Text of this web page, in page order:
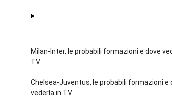
Milan-Inter, le probabili formazioni e dove
TV
Chelsea-Juventus, le probabili formazioni e
vederla in TV